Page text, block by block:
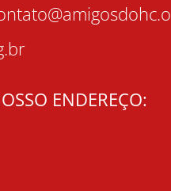
ENDEREÇO: